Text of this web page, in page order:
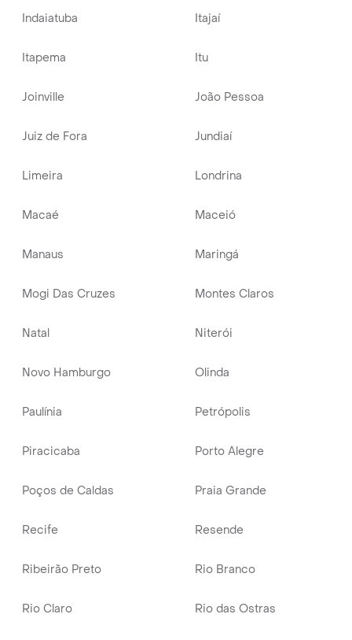
Indaiatuba Itajaí
Itapema Itu
Joinville João Pessoa
Juiz de Fora Jundiaí
Limeira Londrina
Macaé Maceió
Manaus Maringá
Mogi Das Cruzes Montes Claros
Natal Niterói
Novo Hamburgo Olinda
Paulínia Petrópolis
Piracicaba Porto Alegre
Poços de Caldas Praia Grande
Recife Resende
Ribeirão Preto Rio Branco
Rio Claro Rio das Ostras